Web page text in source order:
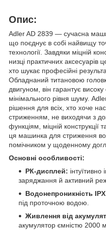
Опис:
Adler AD 2839 — сучасна
що поєднує в собі найвищу
технології. Завдяки міцній
низці практичних аксесуарів
хто шукає професійні
Обладнаний титановою
двигуном, він гарантує
мінімального рівня шуму.
рішення для всіх, хто хоче
стриженням, не виходячи з
функціям, міцній конструкції
ця машинка для стриження
помічником у щоденному
Основні особливості:
РК-дисплей:
заряджання й активний
Водонепроникність
під проточною водою.
Живлення від
акумулятор ємністю 2000